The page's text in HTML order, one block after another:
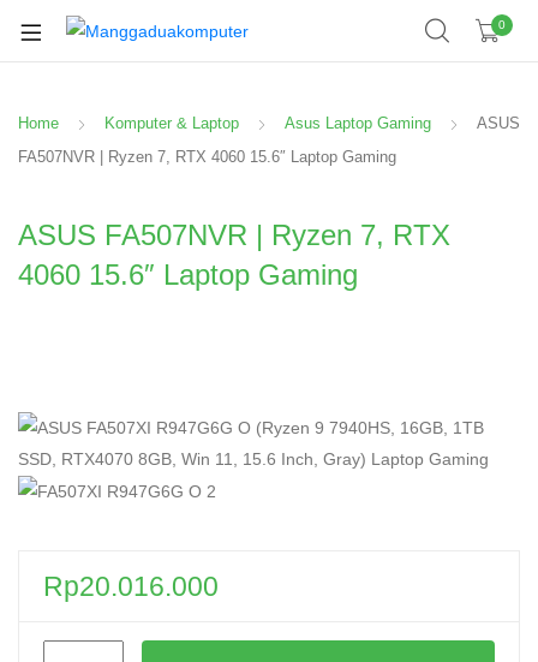
0
Home Komputer & Laptop Asus Laptop Gaming
ASUS
FA507NVR | Ryzen 7, RTX 4060 15.6″ Laptop Gaming
ASUS FA507NVR | Ryzen 7, RTX
4060 15.6″ Laptop Gaming
Rp20.016.000